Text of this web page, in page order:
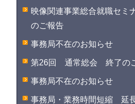
映像関連事業総合就職セ
のご報告
事務局不在のお知らせ
第26回 通常総会 終了の
事務局不在のお知らせ
事務局・業務時間短縮 延